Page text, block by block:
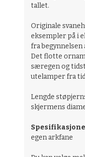
tallet.
Originale
eksempler på i
fra begynnelsen
Det flotte
særegen og
utelamper fra
Lengde
skjermens
egen arkfane